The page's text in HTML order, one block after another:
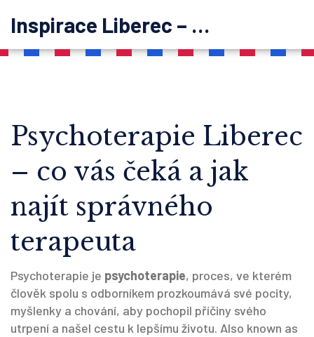
Inspirace Liberec – psychoterapie
Psychoterapie Liberec
– co vás čeká a jak
najít správného
terapeuta
Psychoterapie je psychoterapie, proces, ve kterém
člověk spolu s odborníkem prozkoumává své pocity,
myšlenky a chování, aby pochopil příčiny svého
utrpení a našel cestu k lepšímu životu. Also known as